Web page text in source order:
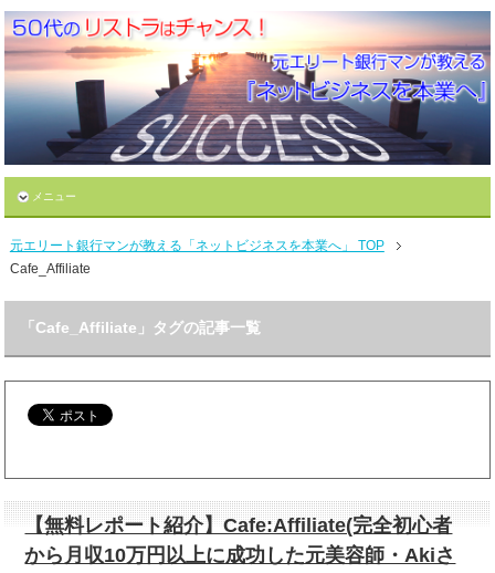
メニュー
元エリート銀行マンが教える「ネットビジネスを本業へ」 TOP
Cafe_Affiliate
「Cafe_Affiliate」タグの記事一覧
【無料レポート紹介】Cafe:Affiliate(完全初心者
から月収10万円以上に成功した元美容師・Akiさ